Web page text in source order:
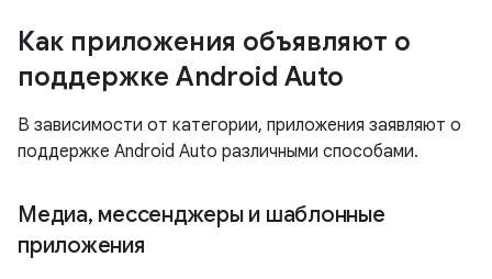
Как приложения объявляют о
поддержке Android Auto
В зависимости от категории, приложения заявляют о
поддержке Android Auto различными способами.
Медиа, мессенджеры и шаблонные
приложения